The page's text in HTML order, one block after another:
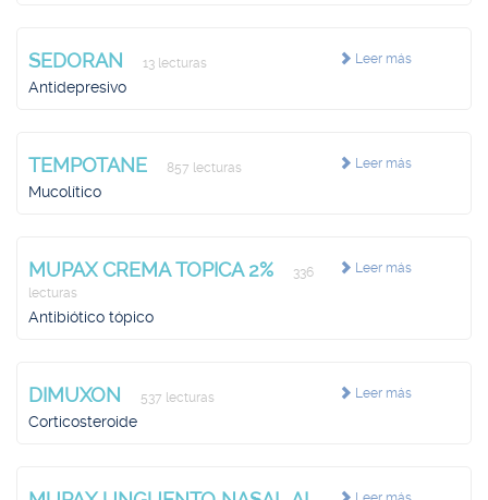
Leer más
SEDORAN 13 lecturas
Antidepresivo
Leer más
TEMPOTANE 857 lecturas
Mucolítico
Leer más
MUPAX CREMA TOPICA 2%
336
lecturas
Antibiótico tópico
Leer más
DIMUXON 537 lecturas
Corticosteroide